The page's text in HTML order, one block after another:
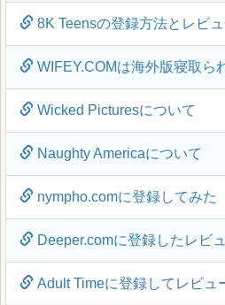
8K Teensの登録方法とレビ
WIFEY.COMは海外版寝取ら
Wicked Picturesについて
Naughty Americaについて
nympho.comに登録してみた
Deeper.comに登録したレビ
Adult Timeに登録してレビュ